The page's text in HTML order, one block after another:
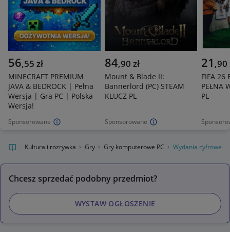
Sponsorowane
56,55 zł
MINECRAFT PREMIUM
JAVA & BEDROCK | Pełna
Wersja | Gra PC | Polska
Wersja!
Sponsorowane
84,90 zł
Mount & Blade II:
Bannerlord (PC) STEAM
KLUCZ PL
21 ,90
FIFA 26
PEŁNA
PL
Kultura i rozrywka Gry Gry komputerowe PC Wydania cyfrowe
Chcesz sprzedać podobny przedmiot?
WYSTAW OGŁOSZENIE